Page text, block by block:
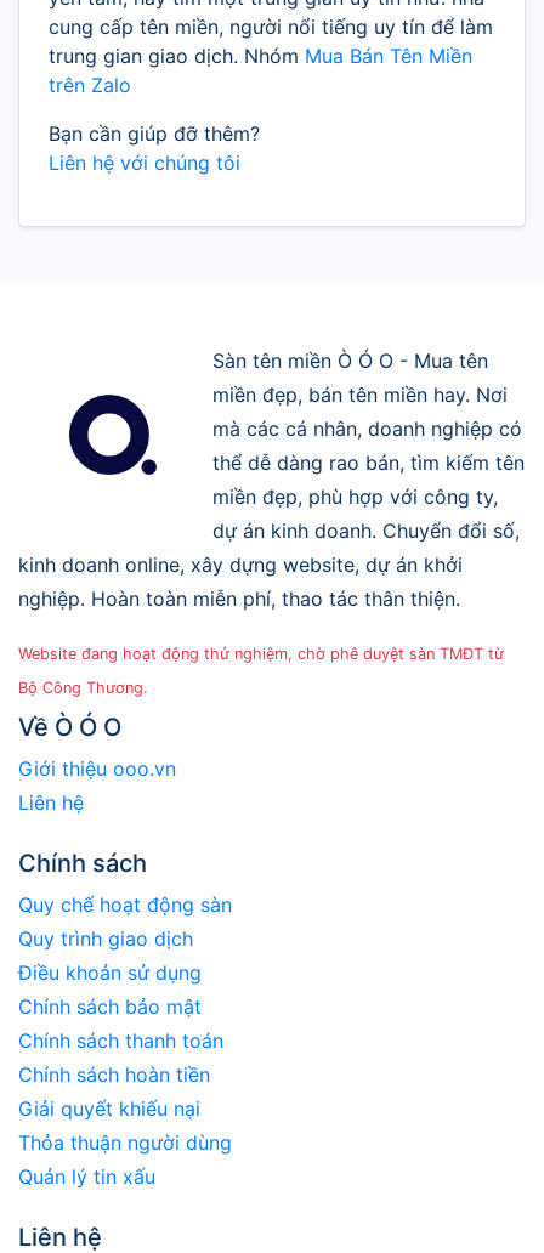
cung cấp tên miền, người nổi tiếng uy tín để làm
trung gian giao dịch. Nhóm Mua Bán Tên Miền
trên Zalo
Bạn cần giúp đỡ thêm?
Liên hệ với chúng tôi
Sàn tên miền Ò Ó O - Mua tên
miền đẹp, bán tên miền hay. Nơi
mà các cá nhân, doanh nghiệp có
thể dễ dàng rao bán, tìm kiếm tên
miền đẹp, phù hợp với công ty,
dự án kinh doanh. Chuyển đổi số,
kinh doanh online, xây dựng website, dự án khởi
nghiệp. Hoàn toàn miễn phí, thao tác thân thiện.
Website đang hoạt động thử nghiệm, chờ phê duyệt sàn TMĐT từ
Bộ Công Thương.
Về Ò Ó O
Giới thiệu ooo.vn
Liên hệ
Chính sách
Quy chế hoạt động sàn
Quy trình giao dịch
Điều khoản sử dụng
Chính sách bảo mật
Chính sách thanh toán
Chính sách hoàn tiền
Giải quyết khiếu nại
Thỏa thuận người dùng
Quản lý tin xấu
Liên hệ